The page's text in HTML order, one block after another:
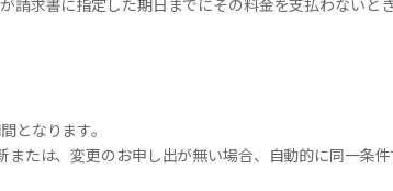
請求書に指定した期日までにその料金を支払わないと
となります。
たは、変更のお申し出が無い場合、自動的に同一条件